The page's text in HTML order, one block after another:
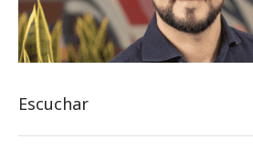
Escuchar